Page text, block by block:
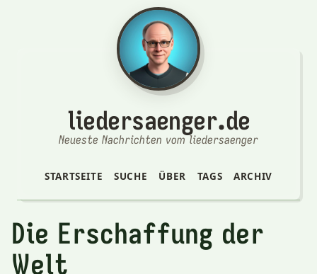
liedersaenger.de
Neueste Nachrichten vom liedersaenger
STARTSEITE SUCHE ÜBER TAGS ARCHIV
Die Erschaffung der
Welt